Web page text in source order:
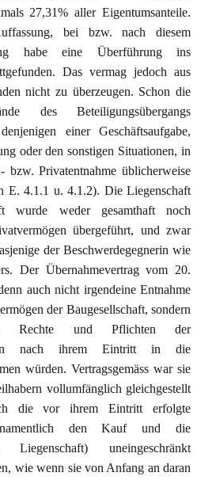
27,31% aller Eigentumsanteile.
bei bzw. nach diesem
habe eine Überführung ins
Das vermag jedoch aus
nicht zu überzeugen. Schon die
des Beteiligungsübergangs
einer Geschäftsaufgabe,
oder den sonstigen Situationen, in
bzw. Privatentnahme üblicherweise
E. 4.1.1 u. 4.1.2). Die Liegenschaft
wurde weder gesamthaft noch
übergeführt, und zwar
der Beschwerdegegnerin wie
Der Übernahmevertrag vom 20.
auch nicht irgendeine Entnahme
der Baugesellschaft, sondern
Rechte und Pflichten der
nach ihrem Eintritt in die
würden. Vertragsgemäss war sie
vollumfänglich gleichgestellt
die vor ihrem Eintritt erfolgte
(namentlich den Kauf und die
uneingeschränkt
wie wenn sie von Anfang an daran